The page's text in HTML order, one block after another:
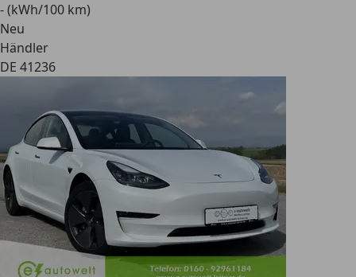
- (kWh/100 km)
Neu
Händler
DE 41236